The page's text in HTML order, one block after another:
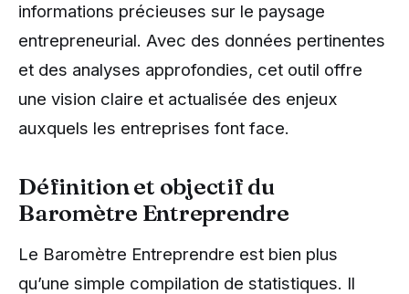
informations précieuses sur le paysage
entrepreneurial. Avec des données pertinentes
et des analyses approfondies, cet outil offre
une vision claire et actualisée des enjeux
auxquels les entreprises font face.
Définition et objectif du
Baromètre Entreprendre
Le Baromètre Entreprendre est bien plus
qu’une simple compilation de statistiques. Il